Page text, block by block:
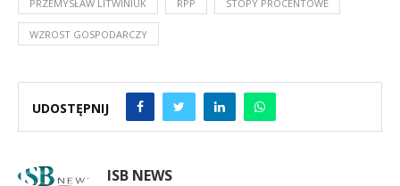
PRZEMYSŁAW LITWINIUK RPP STOPY PROCENTOWE
WZROST GOSPODARCZY
UDOSTĘPNIJ
ISB NEWS